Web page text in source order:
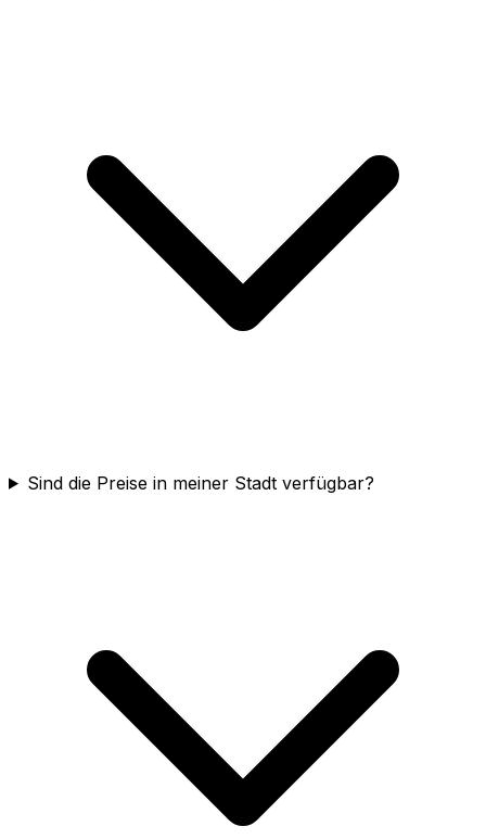
Sind die Preise in meiner Stadt verfügbar?